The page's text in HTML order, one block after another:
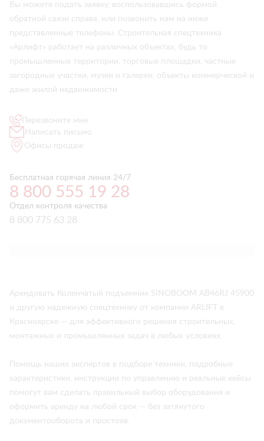
Вы можете подать заявку, воспользовавшись формой
обратной связи справа, или позвонить нам на ниже
представленные телефоны. Строительная спецтехника
«Арлифт» работает на различных объектах, будь то
промышленные территории, торговые площадки, частные
загородные участки, музеи и галереи, объекты коммерческой и
даже жилой недвижимости.
Перезвоните мне
Написать письмо
Офисы продаж
Бесплатная горячая линия 24/7
8 800 555 19 28
Отдел контроля качества
8 800 775 63 28
Арендовать Коленчатый подъемник SINOBOOM AB46RJ 45900
и другую надежную спецтехнику от компании ARLIFT в
Красноярске — для эффективного решения строительных,
монтажных и промышленных задач в любых условиях.
Помощь наших экспертов в подборе техники, подробные
характеристики, инструкции по управлению и реальные кейсы
помогут вам сделать правильный выбор оборудования и
оформить аренду на любой срок — без затянутого
документооборота и простоев.